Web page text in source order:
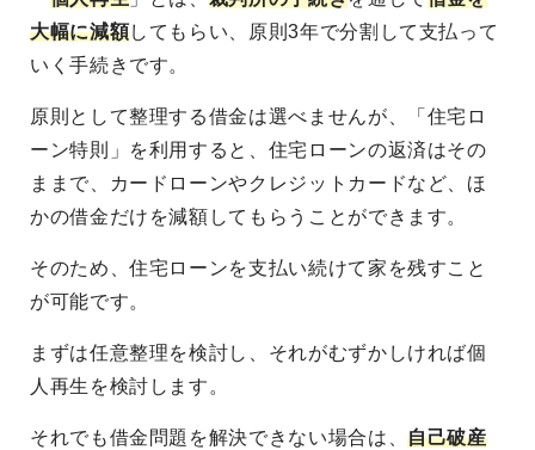
大幅に減額してもらい、原則3年で分割して支払って
いく手続きです。
原則として整理する借金は選べませんが、「住宅ロ
ーン特則」を利用すると、住宅ローンの返済はその
ままで、カードローンやクレジットカードなど、ほ
かの借金だけを減額してもらうことができます。
そのため、住宅ローンを支払い続けて家を残すこと
が可能です。
まずは任意整理を検討し、それがむずかしければ個
人再生を検討します。
それでも借金問題を解決できない場合は、自己破産